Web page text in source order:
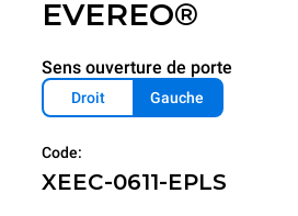
EVEREO®
Sens ouverture de porte
Droit Gauche
Code:
XEEC-0611-EPLS